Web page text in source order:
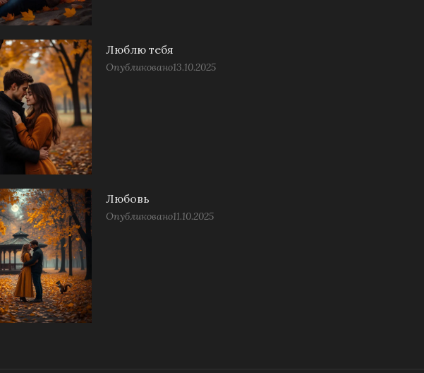
Люблю тебя
Опубликовано13.10.2025
Любовь
Опубликовано11.10.2025